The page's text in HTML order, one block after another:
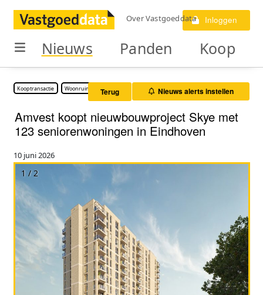
Over Vastgoeddata Inloggen
Nieuws Panden Koop
Kooptransactie Woonruimte Terug Nieuws alerts instellen
Amvest koopt nieuwbouwproject Skye met
123 seniorenwoningen in Eindhoven
10 juni 2026
1 / 2